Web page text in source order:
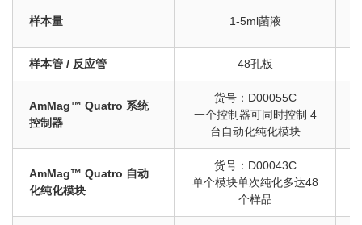
样本量 1-5ml菌液
样本管 / 反应管 48孔板
AmMag™ Quatro 系统
控制器
货号：D00055C
一个控制器可同时控制 4
台自动化纯化模块
AmMag™ Quatro 自动
化纯化模块
货号：D00043C
单个模块单次纯化多达48
个样品